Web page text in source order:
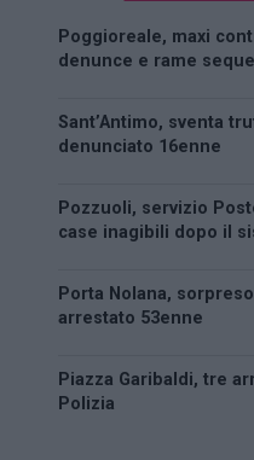
Poggioreale, maxi
denunce e rame
Sant’Antimo, sventa
denunciato 16enne
Pozzuoli, servizio
case inagibili dopo il
Porta Nolana,
arrestato 53enne
Piazza Garibaldi, tre
Polizia